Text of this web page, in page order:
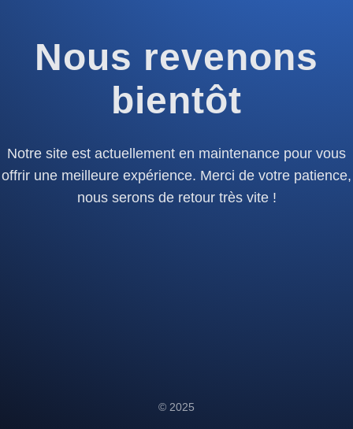
Nous revenons
bientôt
Notre site est actuellement en maintenance pour vous
offrir une meilleure expérience. Merci de votre patience,
nous serons de retour très vite !
© 2025